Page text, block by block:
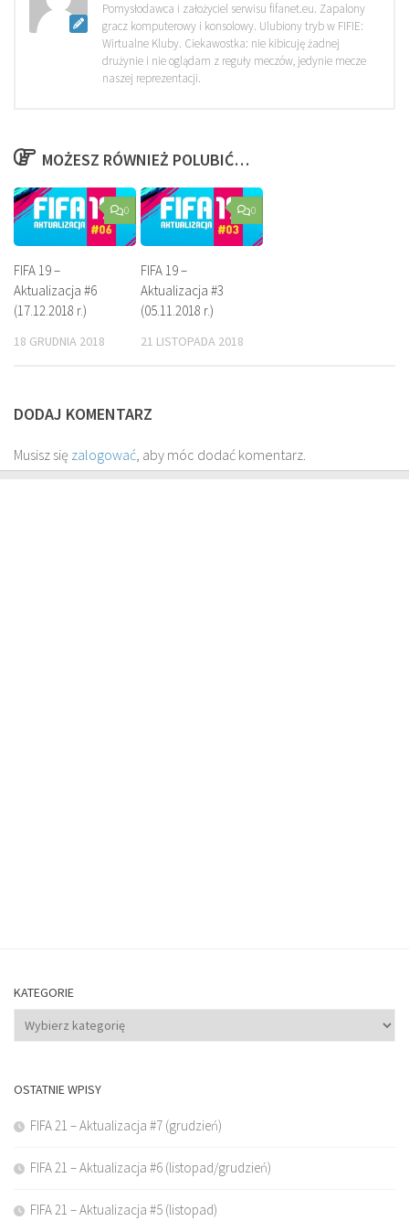
Pomysłodawca i założyciel serwisu fifanet.eu. Zapalony
gracz komputerowy i konsolowy. Ulubiony tryb w FIFIE:
Wirtualne Kluby. Ciekawostka: nie kibicuję żadnej
drużynie i nie oglądam z reguły meczów, jedynie mecze
naszej reprezentacji.
MOŻESZ RÓWNIEŻ POLUBIĆ…
0
FIFA 19 –
Aktualizacja #6
(17.12.2018 r.)
18 GRUDNIA 2018
0
FIFA 19 –
Aktualizacja #3
(05.11.2018 r.)
21 LISTOPADA 2018
DODAJ KOMENTARZ
Musisz się zalogować , aby móc dodać komentarz.
KATEGORIE
Kategorie
OSTATNIE WPISY
FIFA 21 – Aktualizacja #7 (grudzień)
FIFA 21 – Aktualizacja #6 (listopad/grudzień)
FIFA 21 – Aktualizacja #5 (listopad)